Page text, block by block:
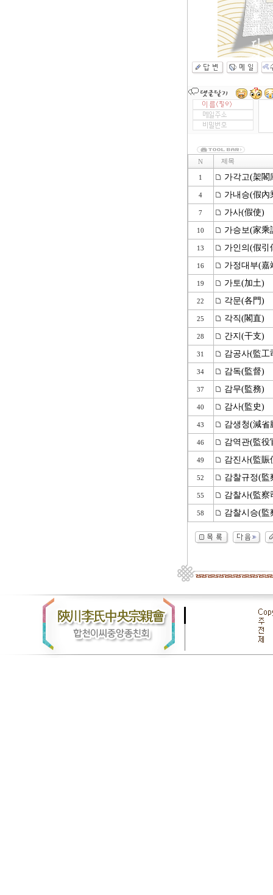
N 제목
1 가각고(架閣
4 가내승(假內
7 가사(假使)
10 가승보(家乘
13 가인의(假引
16 가정대부(嘉
19 가토(加土)
22 각문(各門)
25 각직(閣直)
28 간지(干支)
31 감공사(監工
34 감독(監督)
37 감무(監務)
40 감사(監史)
43 감생청(減省
46 감역관(監役
49 감진사(監賑
52 감찰규정(監
55 감찰사(監察
58 감찰시승(監